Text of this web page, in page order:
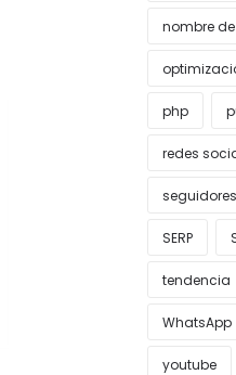
nombre
php
redes
seguidores
SERP
tendencia
WhatsApp
youtube